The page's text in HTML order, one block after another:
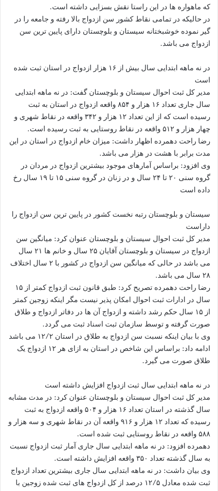
که ماهواره ها در این راستا نقش بسزایی داشته است.
در حالیکه در تمامی نقاط کشور سن ازدواج بالا رفته و جامعه را در
گیر نموده خوشبختانه سیستان و بلوچستان دارای پایین ترین سن
ازدواج می باشد.
در نه ماهه ابتدایی سال بیش از ۱۶ هزار ازدواج در استان ثبت شده
است
مدیر کل ثبت احوال سیستان و بلوچستان گفت: در نه ماهه ابتدایی
سال جاری تعداد ۱۶ هزار و ۸۵۴ واقعه ازدواج در استان به ثبت
رسیده است که از این تعداد ۱۲ هزار و ۳۴۲ واقعه در نقاط شهری و
چهار هزار و ۵۱۲ واقعه در نقاط روستایی به ثبت رسیده است.
رضا راحت دهمرده اظهار داشت: میزان خام ازدواج در استان در این
مدت برابر با هشت در هزار می باشد.
وی افزود: براساس آمارهای موجود بیشترین ازدواج در مردان در
گروه سنی ۲۰ تا ۲۴ سال و در زنان در گروه سنی ۱۵ تا ۱۹ سال رخ
داده است
سیستان و بلوچستان رتبه نخست کشور در پایین ترین سن ازدواج را
داراست
مدیر کل ثبت احوال سیستان و بلوچستان عنوان کرد: میانگین سن
ازدواج در سیستان و بلوچستان آقایان ۲۵ سال و خانم ها ۲۱ سال
می باشد در حالی که میانگین سن ازدواج در کشور با ۲ سال اختلاف
۲۸ سال می باشد.
رضا راحت دهمرده تصریح کرد: طبق قانون ثبت ازدواج کمتر از ۱۵
سال در ادارات ثبت احوال امکان پذیر نیست مگر اینکه زوجین کمتر
از ۱۵ سال حکم رشد داشته و ازدواج آن ها در دفاتر ازدواج و طلاق
صورت گرفته و توسط سازمان ثبت اسناد ثبت می گردد.
وی با بیان اینکه نسبت سن ازدواج به طلاق در استان ۱۲/۲ می باشد
ادامه داد: براساس این شاخص در استان به ازای هر ۱۲ ازدواج یک
طلاق صورت می گیرد.
در نه ماهه ابتدایی سال ثبت ازدواج افزایش داشته است
مدیر کل ثبت احوال سیستان و بلوچستان عنوان کرد: در مدت مشابه
سال گذشته در استان تعداد ۱۶ هزار و ۵۰۴ واقعه ازدواج به ثبت
رسیده که تعداد ۱۲ هزار و ۹۱۶ واقعه آن در نقاط شهری و سه هزار و
۵۸۸ واقعه در نقاط روستایی ثبت شده است.
دهمرده افزود: در نه ماهه ابتدایی سال جاری آمار ثبت ازدواج نسبت
به سال گذشته تعداد ۳۵۰ واقعه افزایش داشته است.
وی بیان داشت: در نه ماهه ابتدایی سال جاری بیشترین تعداد ازدواج
ثبت شده معادل ۱۲/۵ درصد از کل ازدواج های ثبت شده زوجین با